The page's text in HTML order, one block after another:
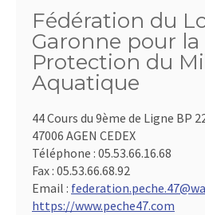
Fédération du
Garonne pour la
Protection du
Aquatique
44 Cours du 9ème de Ligne BP
47006 AGEN CEDEX
Téléphone : 05.53.66.16.68
Fax : 05.53.66.68.92
Email :
https://www.peche47.com